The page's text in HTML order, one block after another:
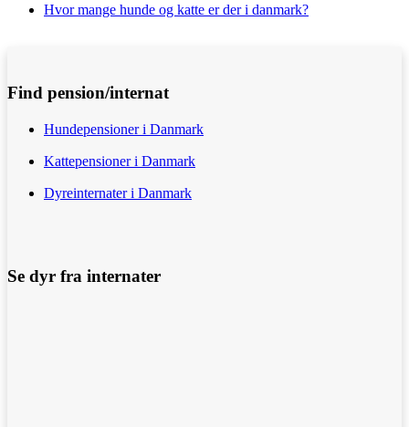
Hvor mange hunde og katte er der i danmark?
Find pension/internat
Hundepensioner i Danmark
Kattepensioner i Danmark
Dyreinternater i Danmark
Se dyr fra internater